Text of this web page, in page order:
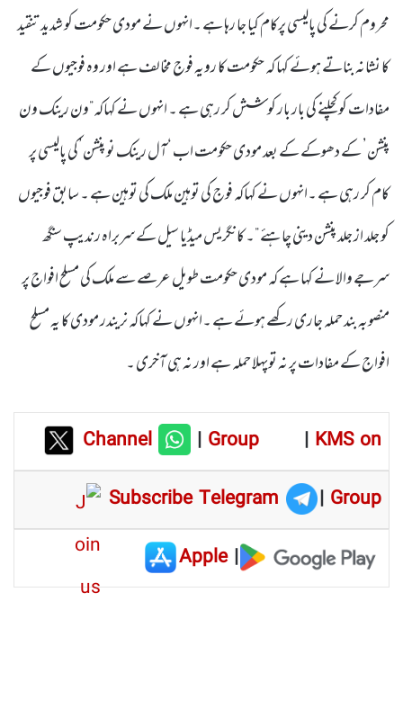
محروم کرنے کی پالیسی پرکام کیا جا رہا ہے ۔انہوں نے مودی حکومت کو شدید تنقید
کا نشانہ بناتے ہوئے کہا کہ حکومت کا رویہ فوج مخالف ہے اور وہ فوجیوں کے
مفادات کو کچلنے کی بار بار کوشش کر رہی ہے ۔ انہوں نے کہاکہ”ون رینک ون
پنشن’ کے دھوکے کے بعد مودی حکومت اب ‘آل رینک نو پنشن’کی پالیسی پر
کام کر رہی ہے ۔انہوں نے کہاکہ فوج کی توہین ملک کی توہین ہے ۔ سابق فوجیوں
کو جلد از جلد پنشن دینی چاہئے ”۔ کانگریس میڈیا سیل کے سربراہ رندیپ سنگھ
سرجے والا نے کہا ہے کہ مودی حکومت طویل عرصے سے ملک کی مسلح افواج پر
منصوبہ بند حملہ جاری رکھے ہوئے ہے ۔انہوں نے کہاکہ نریندر مودی کا یہ مسلح
افواج کے مفادات پر نہ توپہلا حملہ ہے اور نہ ہی آخری ۔
Channel |Group | KMS on
Subscribe Telegram
| Group
|
Apple